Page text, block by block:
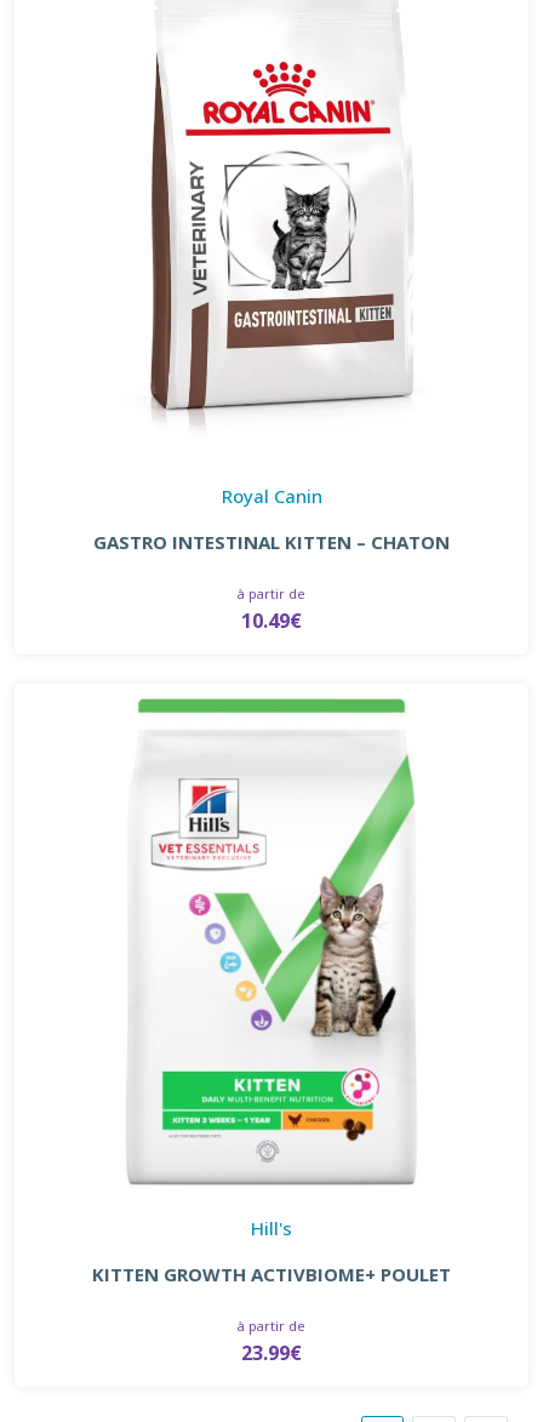
Royal Canin
GASTRO INTESTINAL KITTEN – CHATON
à partir de
10.49€
Hill's
KITTEN GROWTH ACTIVBIOME+ POULET
à partir de
23.99€